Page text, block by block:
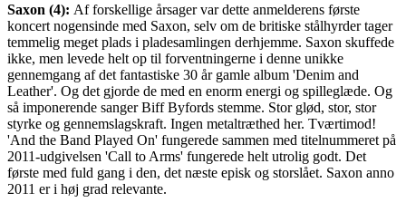
Saxon (4): Af forskellige årsager var dette anmelderens første
koncert nogensinde med Saxon, selv om de britiske stålhyrder tager
temmelig meget plads i pladesamlingen derhjemme. Saxon skuffede
ikke, men levede helt op til forventningerne i denne unikke
gennemgang af det fantastiske 30 år gamle album 'Denim and
Leather'. Og det gjorde de med en enorm energi og spilleglæde. Og
så imponerende sanger Biff Byfords stemme. Stor glød, stor, stor
styrke og gennemslagskraft. Ingen metaltræthed her. Tværtimod!
'And the Band Played On' fungerede sammen med titelnummeret på
2011-udgivelsen 'Call to Arms' fungerede helt utrolig godt. Det
første med fuld gang i den, det næste episk og storslået. Saxon anno
2011 er i høj grad relevante.